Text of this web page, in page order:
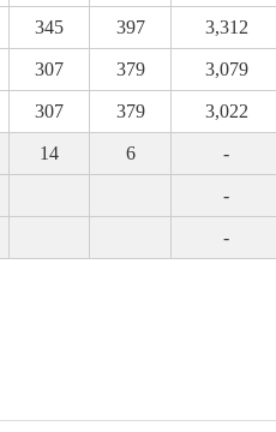
345 397 3,312
307 379 3,079
307 379 3,022
14 6 -
-
-